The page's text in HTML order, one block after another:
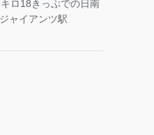
ロ18きっぷでの日南
ャイアンツ駅